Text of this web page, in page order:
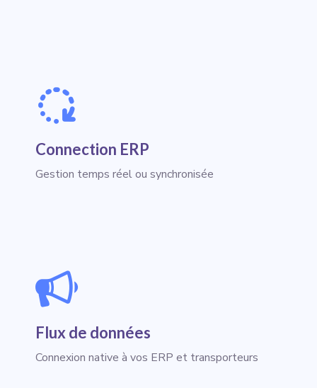
Connection ERP
Gestion temps réel ou synchronisée
Flux de données
Connexion native à vos ERP et transporteurs